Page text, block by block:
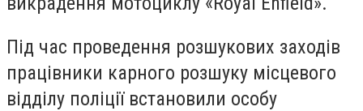
Під час проведення розшукових заходів
працівники карного розшуку місцевого
відділу поліції встановили особу